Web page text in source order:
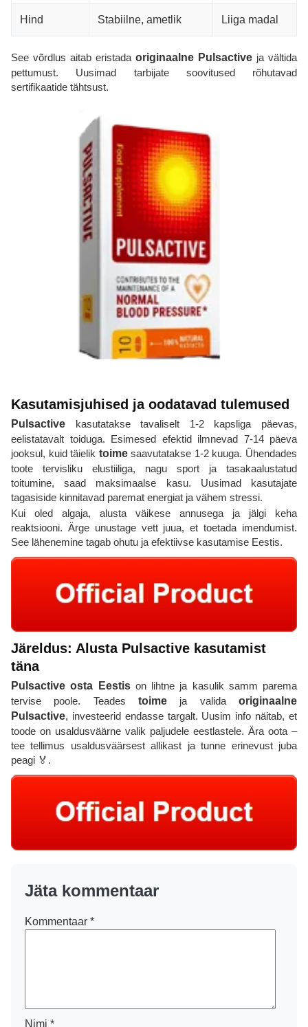
Hind Stabiilne, ametlik Liiga madal
See võrdlus aitab eristada originaalne Pulsactive ja vältida
pettumust. Uusimad tarbijate soovitused rõhutavad
sertifikaatide tähtsust.
Kasutamisjuhised ja oodatavad tulemused
Pulsactive kasutatakse tavaliselt 1-2 kapsliga päevas,
eelistatavalt toiduga. Esimesed efektid ilmnevad 7-14 päeva
jooksul, kuid täielik toimesaavutatakse 1-2 kuuga. Ühendades
toote tervisliku elustiiliga, nagu sport ja tasakaalustatud
toitumine, saad maksimaalse kasu. Uusimad kasutajate
tagasiside kinnitavad paremat energiat ja vähem stressi.
Kui oled algaja, alusta väikese annusega ja jälgi keha
reaktsiooni. Ärge unustage vett juua, et toetada imendumist.
See lähenemine tagab ohutu ja efektiivse kasutamise Eestis.
Järeldus: Alusta Pulsactive kasutamist
täna
Pulsactive osta Eestison lihtne ja kasulik samm parema
tervise poole. Teades toime ja valida originaalne
Pulsactive, investeerid endasse targalt. Uusim info näitab, et
toode on usaldusväärne valik paljudele eestlastele. Ära oota –
tee tellimus usaldusväärsest allikast ja tunne erinevust juba
peagi 🏅.
Jäta kommentaar
Kommentaar *
Nimi *